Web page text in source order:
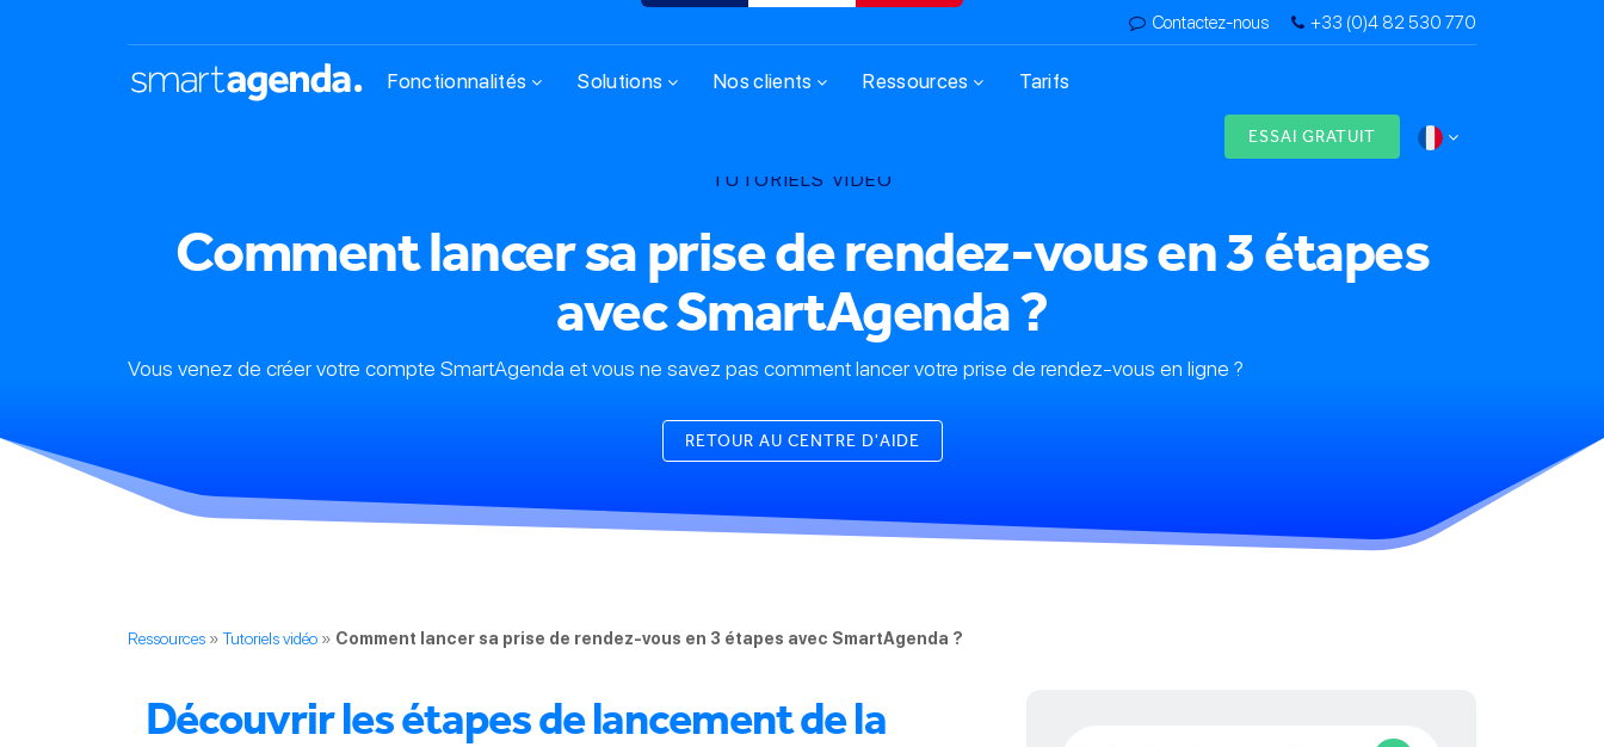
Contactez-nous +33 (0)4 82 530 770
Fonctionnalités Solutions Nos clients Ressources Tarifs
ESSAI GRATUIT
TUTORIELS VIDÉO
Comment lancer sa prise de rendez-vous en 3 étapes
avec SmartAgenda ?
Vous venez de créer votre compte SmartAgenda et vous ne savez pas comment lancer votre prise de rendez-vous en ligne ?
RETOUR AU CENTRE D'AIDE
Ressources »Tutoriels vidéo » Comment lancer sa prise de rendez-vous en 3 étapes avec SmartAgenda ?
Découvrir les étapes de lancement de la